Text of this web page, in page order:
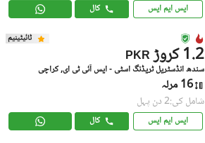
ایس ایم ایس کال
ٹائیٹینیم
PKR 1.2 کروڑ
سندھ انڈسٹریل ٹریڈنگ اسٹی - ایس آئی ٹی ای, کراچی
16 مرلہ
شامل کی:2 دن پہل
ایس ایم ایس کال